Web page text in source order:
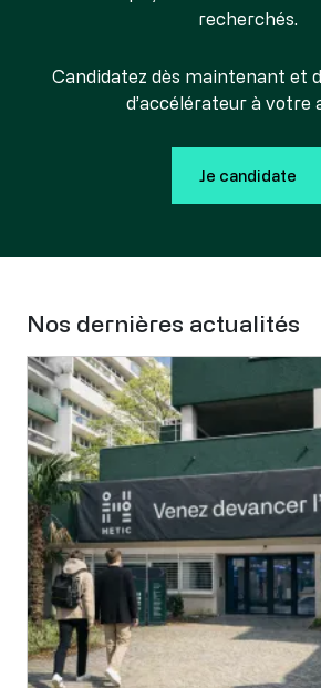
recherchés.
Candidatez dès maintenant et
d’accélérateur à votre
Je candidate
Nos dernières actualités